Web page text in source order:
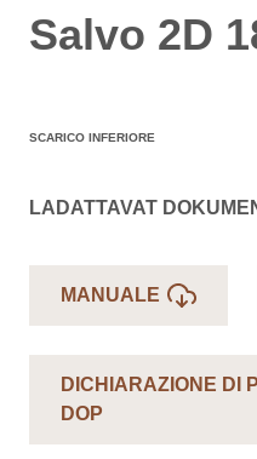
Salvo 2D
SCARICO INFERIORE
LADATTAVAT
MANUALE
DICHIARAZIONE DI
DOP